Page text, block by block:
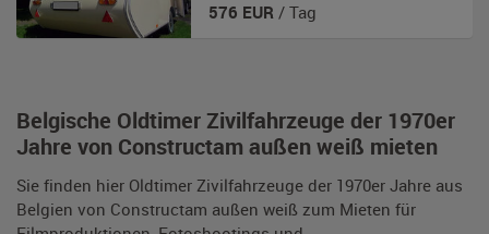
Belgische Oldtimer Zivilfahrzeuge der 1970er
Jahre von Constructam außen weiß mieten
Sie finden hier Oldtimer Zivilfahrzeuge der 1970er Jahre aus
Belgien von Constructam außen weiß zum Mieten für
576 EUR / Tag